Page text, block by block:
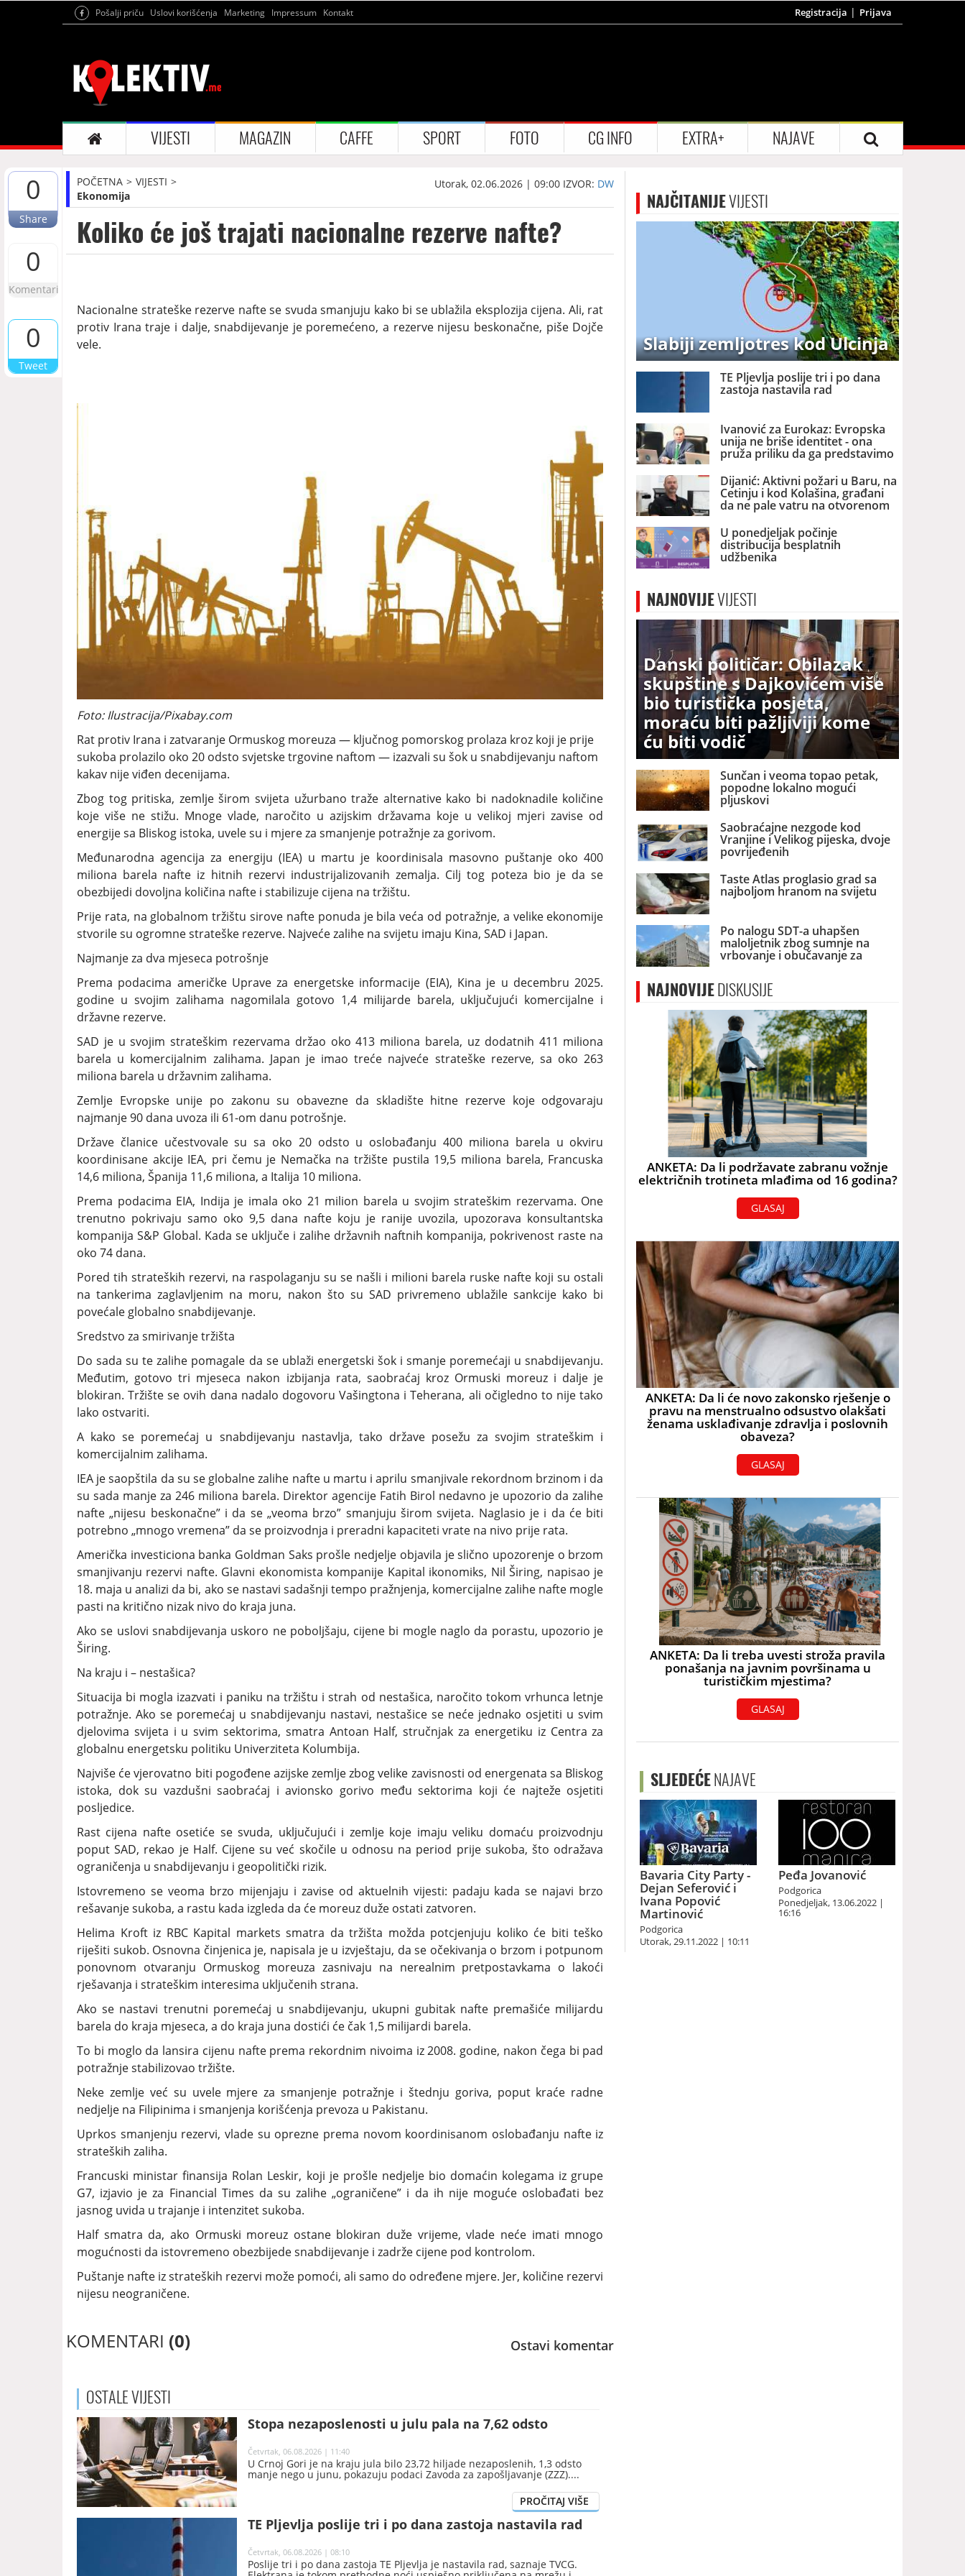
Pošalji priču Uslovi korišćenja Marketing Impressum Kontakt Registracija Prijava
VIJESTI MAGAZIN CAFFE SPORT FOTO CG INFO EXTRA+ NAJAVE
0
Share
0
Komentari
0
Tweet
POČETNA
VIJESTI
Ekonomija
Utorak, 02.06.2026 | 09:00 IZVOR: DW
Koliko će još trajati nacionalne rezerve nafte?
Nacionalne strateške rezerve nafte se svuda smanjuju kako bi se ublažila eksplozija cijena. Ali, rat
protiv Irana traje i dalje, snabdijevanje je poremećeno, a rezerve nijesu beskonačne, piše Dojče
vele.
Foto: Ilustracija/Pixabay.com
Rat protiv Irana i zatvaranje Ormuskog moreuza — ključnog pomorskog prolaza kroz koji je prije
sukoba prolazilo oko 20 odsto svjetske trgovine naftom — izazvali su šok u snabdijevanju naftom
kakav nije viđen decenijama.
Zbog tog pritiska, zemlje širom svijeta užurbano traže alternative kako bi nadoknadile količine
koje više ne stižu. Mnoge vlade, naročito u azijskim državama koje u velikoj mjeri zavise od
energije sa Bliskog istoka, uvele su i mjere za smanjenje potražnje za gorivom.
Međunarodna agencija za energiju (IEA) u martu je koordinisala masovno puštanje oko 400
miliona barela nafte iz hitnih rezervi industrijalizovanih zemalja. Cilj tog poteza bio je da se
obezbijedi dovoljna količina nafte i stabilizuje cijena na tržištu.
Prije rata, na globalnom tržištu sirove nafte ponuda je bila veća od potražnje, a velike ekonomije
stvorile su ogromne strateške rezerve. Najveće zalihe na svijetu imaju Kina, SAD i Japan.
Najmanje za dva mjeseca potrošnje
Prema podacima američke Uprave za energetske informacije (EIA), Kina je u decembru 2025.
godine u svojim zalihama nagomilala gotovo 1,4 milijarde barela, uključujući komercijalne i
državne rezerve.
SAD je u svojim strateškim rezervama držao oko 413 miliona barela, uz dodatnih 411 miliona
barela u komercijalnim zalihama. Japan je imao treće najveće strateške rezerve, sa oko 263
miliona barela u državnim zalihama.
Zemlje Evropske unije po zakonu su obavezne da skladište hitne rezerve koje odgovaraju
najmanje 90 dana uvoza ili 61-om danu potrošnje.
Države članice učestvovale su sa oko 20 odsto u oslobađanju 400 miliona barela u okviru
koordinisane akcije IEA, pri čemu je Nemačka na tržište pustila 19,5 miliona barela, Francuska
14,6 miliona, Španija 11,6 miliona, a Italija 10 miliona.
Prema podacima EIA, Indija je imala oko 21 milion barela u svojim strateškim rezervama. One
trenutno pokrivaju samo oko 9,5 dana nafte koju je ranije uvozila, upozorava konsultantska
kompanija S&P Global. Kada se uključe i zalihe državnih naftnih kompanija, pokrivenost raste na
oko 74 dana.
Pored tih strateških rezervi, na raspolaganju su se našli i milioni barela ruske nafte koji su ostali
na tankerima zaglavljenim na moru, nakon što su SAD privremeno ublažile sankcije kako bi
povećale globalno snabdijevanje.
Sredstvo za smirivanje tržišta
Do sada su te zalihe pomagale da se ublaži energetski šok i smanje poremećaji u snabdijevanju.
Međutim, gotovo tri mjeseca nakon izbijanja rata, saobraćaj kroz Ormuski moreuz i dalje je
blokiran. Tržište se ovih dana nadalo dogovoru Vašingtona i Teherana, ali očigledno to nije tako
lako ostvariti.
A kako se poremećaj u snabdijevanju nastavlja, tako države posežu za svojim strateškim i
komercijalnim zalihama.
IEA je saopštila da su se globalne zalihe nafte u martu i aprilu smanjivale rekordnom brzinom i da
su sada manje za 246 miliona barela. Direktor agencije Fatih Birol nedavno je upozorio da zalihe
nafte „nijesu beskonačne” i da se „veoma brzo” smanjuju širom svijeta. Naglasio je i da će biti
potrebno „mnogo vremena” da se proizvodnja i preradni kapaciteti vrate na nivo prije rata.
Američka investiciona banka Goldman Saks prošle nedjelje objavila je slično upozorenje o brzom
smanjivanju rezervi nafte. Glavni ekonomista kompanije Kapital ikonomiks, Nil Širing, napisao je
18. maja u analizi da bi, ako se nastavi sadašnji tempo pražnjenja, komercijalne zalihe nafte mogle
pasti na kritično nizak nivo do kraja juna.
Ako se uslovi snabdijevanja uskoro ne poboljšaju, cijene bi mogle naglo da porastu, upozorio je
Širing.
Na kraju i – nestašica?
Situacija bi mogla izazvati i paniku na tržištu i strah od nestašica, naročito tokom vrhunca letnje
potražnje. Ako se poremećaj u snabdijevanju nastavi, nestašice se neće jednako osjetiti u svim
djelovima svijeta i u svim sektorima, smatra Antoan Half, stručnjak za energetiku iz Centra za
globalnu energetsku politiku Univerziteta Kolumbija.
Najviše će vjerovatno biti pogođene azijske zemlje zbog velike zavisnosti od energenata sa Bliskog
istoka, dok su vazdušni saobraćaj i avionsko gorivo među sektorima koji će najteže osjetiti
posljedice.
Rast cijena nafte osetiće se svuda, uključujući i zemlje koje imaju veliku domaću proizvodnju
poput SAD, rekao je Half. Cijene su već skočile u odnosu na period prije sukoba, što odražava
ograničenja u snabdijevanju i geopolitički rizik.
Istovremeno se veoma brzo mijenjaju i zavise od aktuelnih vijesti: padaju kada se najavi brzo
rešavanje sukoba, a rastu kada izgleda da će moreuz duže ostati zatvoren.
Helima Kroft iz RBC Kapital markets smatra da tržišta možda potcjenjuju koliko će biti teško
riješiti sukob. Osnovna činjenica je, napisala je u izvještaju, da se očekivanja o brzom i potpunom
ponovnom otvaranju Ormuskog moreuza zasnivaju na nerealnim pretpostavkama o lakoći
rješavanja i strateškim interesima uključenih strana.
Ako se nastavi trenutni poremećaj u snabdijevanju, ukupni gubitak nafte premašiće milijardu
barela do kraja mjeseca, a do kraja juna dostići će čak 1,5 milijardi barela.
To bi moglo da lansira cijenu nafte prema rekordnim nivoima iz 2008. godine, nakon čega bi pad
potražnje stabilizovao tržište.
Neke zemlje već su uvele mjere za smanjenje potražnje i štednju goriva, poput kraće radne
nedjelje na Filipinima i smanjenja korišćenja prevoza u Pakistanu.
Uprkos smanjenju rezervi, vlade su oprezne prema novom koordinisanom oslobađanju nafte iz
strateških zaliha.
Francuski ministar finansija Rolan Leskir, koji je prošle nedjelje bio domaćin kolegama iz grupe
G7, izjavio je za Financial Times da su zalihe „ograničene” i da ih nije moguće oslobađati bez
jasnog uvida u trajanje i intenzitet sukoba.
Half smatra da, ako Ormuski moreuz ostane blokiran duže vrijeme, vlade neće imati mnogo
mogućnosti da istovremeno obezbijede snabdijevanje i zadrže cijene pod kontrolom.
Puštanje nafte iz strateških rezervi može pomoći, ali samo do određene mjere. Jer, količine rezervi
nijesu neograničene.
KOMENTARI (0) Ostavi komentar
OSTALEVIJESTI
Stopa nezaposlenosti u julu pala na 7,62 odsto
Četvrtak, 06.08.2026 | 11:40
U Crnoj Gori je na kraju jula bilo 23,72 hiljade nezaposlenih, 1,3 odsto
manje nego u junu, pokazuju podaci Zavoda za zapošljavanje (ZZZ).
TE Pljevlja poslije tri i po dana zastoja nastavila rad
Četvrtak, 06.08.2026 | 08:10
Poslije tri i po dana zastoja TE Pljevlja je nastavila rad, saznaje TVCG.
NAJČITANIJEVIJESTI
Slabiji zemljotres kod Ulcinja
TE Pljevlja poslije tri i po dana
zastoja nastavila rad
Ivanović za Eurokaz: Evropska
unija ne briše identitet - ona
pruža priliku da ga predstavimo
Evropi i svijetu
Dijanić: Aktivni požari u Baru, na
Cetinju i kod Kolašina, građani
da ne pale vatru na otvorenom
U ponedjeljak počinje
distribucija besplatnih
udžbenika
NAJNOVIJEVIJESTI
Danski političar: Obilazak
skupštine s Dajkovićem više
bio turistička posjeta,
moraću biti pažljiviji kome
ću biti vodič
Sunčan i veoma topao petak,
popodne lokalno mogući
pljuskovi
Saobraćajne nezgode kod
Vranjine i Velikog pijeska, dvoje
povrijeđenih
Taste Atlas proglasio grad sa
najboljom hranom na svijetu
Po nalogu SDT-a uhapšen
maloljetnik zbog sumnje na
vrbovanje i obučavanje za
terorizam
NAJNOVIJEDISKUSIJE
ANKETA: Da li podržavate zabranu vožnje
električnih trotineta mlađima od 16 godina?
GLASAJ
ANKETA: Da li će novo zakonsko rješenje o
pravu na menstrualno odsustvo olakšati
ženama usklađivanje zdravlja i poslovnih
obaveza?
GLASAJ
ANKETA: Da li treba uvesti stroža pravila
ponašanja na javnim površinama u
turističkim mjestima?
GLASAJ
SLJEDEĆENAJAVE
Bavaria City Party -
Dejan Seferović i
Ivana Popović
Martinović
Podgorica
Utorak, 29.11.2022 | 10:11
Peđa Jovanović
Podgorica
Ponedjeljak, 13.06.2022 |
16:16